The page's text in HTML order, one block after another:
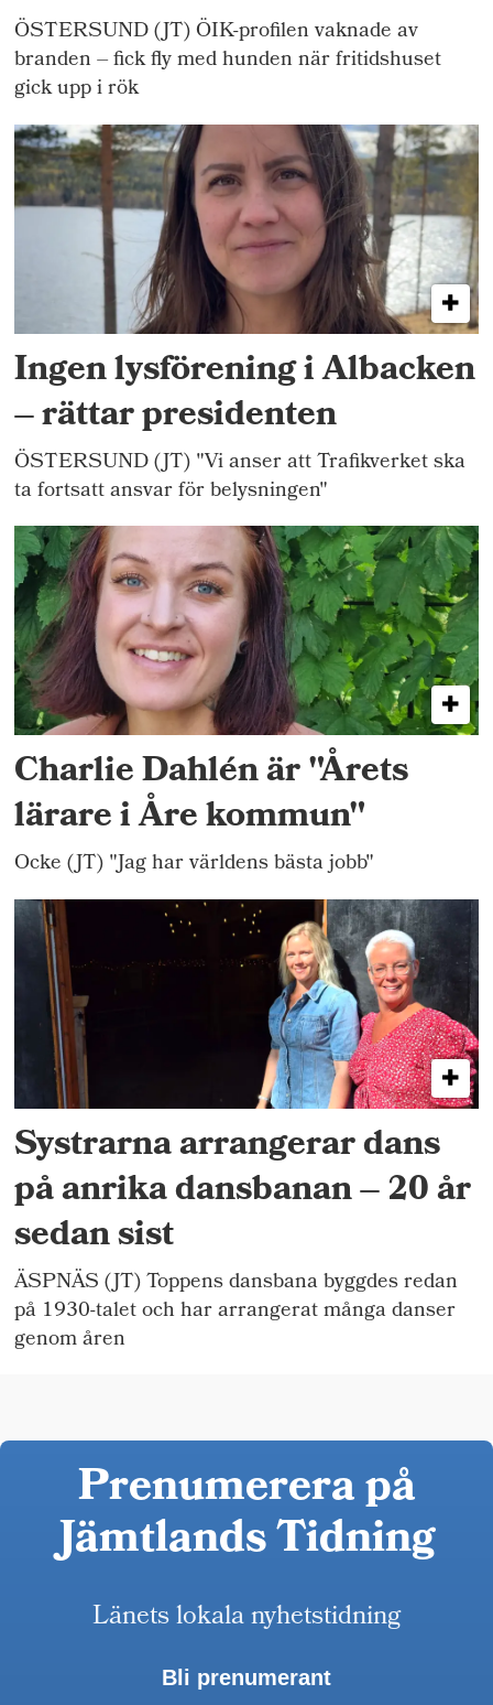
ÖSTERSUND (JT) ÖIK-profilen vaknade av
branden – fick fly med hunden när fritidshuset
gick upp i rök
Ingen lysförening i Albacken
– rättar presidenten
ÖSTERSUND (JT) "Vi anser att Trafikverket ska
ta fortsatt ansvar för belysningen"
Charlie Dahlén är "Årets
lärare i Åre kommun"
Ocke (JT) "Jag har världens bästa jobb"
Systrarna arrangerar dans
på anrika dansbanan – 20 år
sedan sist
ÄSPNÄS (JT) Toppens dansbana byggdes redan
på 1930-talet och har arrangerat många danser
genom åren
Prenumerera på
Jämtlands Tidning
Länets lokala nyhetstidning
Bli prenumerant